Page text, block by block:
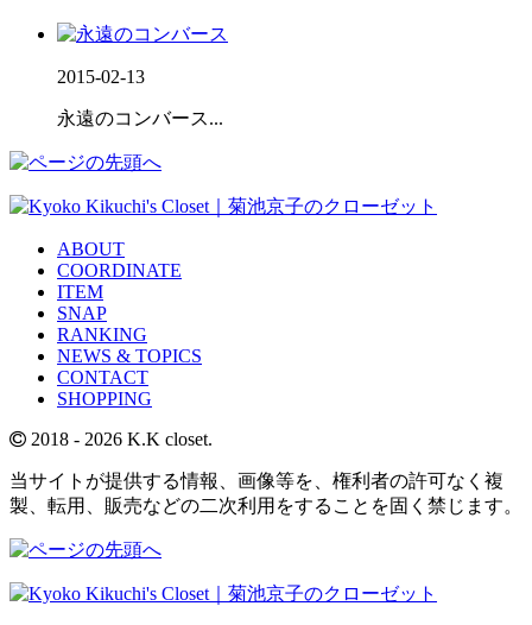
2015-02-13
永遠のコンバース...
ABOUT
COORDINATE
ITEM
SNAP
RANKING
NEWS & TOPICS
CONTACT
SHOPPING
2018 - 2026 K.K closet.
当サイトが提供する情報、画像等を、権利者の許可なく複
製、転用、販売などの二次利用をすることを固く禁じます。